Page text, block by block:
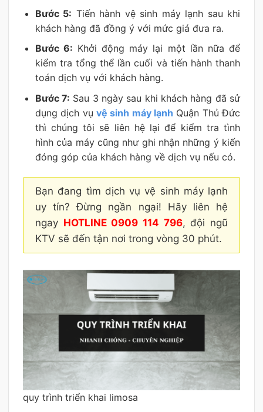
Bước 5: Tiến hành vệ sinh máy lạnh sau khi
khách hàng đã đồng ý với mức giá đưa ra.
Bước 6: Khởi động máy lại một lần nữa để
kiểm tra tổng thể lần cuối và tiến hành thanh
toán dịch vụ với khách hàng.
Bước 7: Sau 3 ngày sau khi khách hàng đã sử
dụng dịch vụ vệ sinh máy lạnh Quận Thủ Đức
thì chúng tôi sẽ liên hệ lại để kiểm tra tình
hình của máy cũng như ghi nhận những ý kiến
đóng góp của khách hàng về dịch vụ nếu có.
Bạn đang tìm dịch vụ vệ sinh máy lạnh
uy tín? Đừng ngần ngại! Hãy liên hệ
ngay HOTLINE 0909 114 796, đội ngũ
KTV sẽ đến tận nơi trong vòng 30 phút.
quy trình triển khai limosa